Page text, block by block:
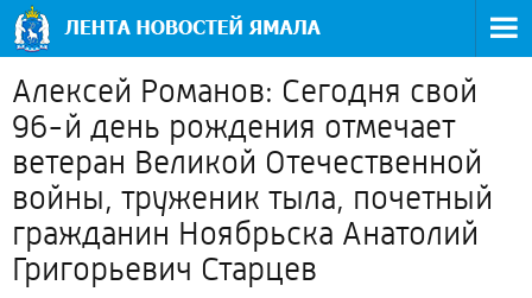
Алексей Романов: Сегодня свой
96-й день рождения отмечает
ветеран Великой Отечественной
войны, труженик тыла, почетный
гражданин Ноябрьска Анатолий
Григорьевич Старцев